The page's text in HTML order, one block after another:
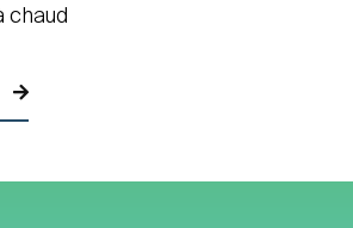
chaud